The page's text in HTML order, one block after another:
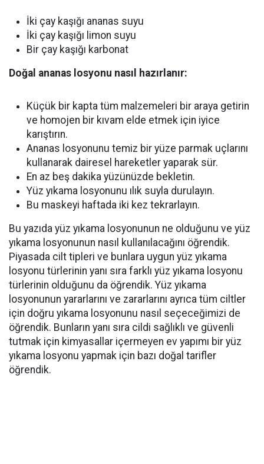
İki çay kaşığı ananas suyu
İki çay kaşığı limon suyu
Bir çay kaşığı karbonat
Doğal ananas losyonu nasıl hazırlanır:
Küçük bir kapta tüm malzemeleri bir araya getirin
ve homojen bir kıvam elde etmek için iyice
karıştırın.
Ananas losyonunu temiz bir yüze parmak uçlarını
kullanarak dairesel hareketler yaparak sür.
En az beş dakika yüzünüzde bekletin.
Yüz yıkama losyonunu ılık suyla durulayın.
Bu maskeyi haftada iki kez tekrarlayın.
Bu yazıda yüz yıkama losyonunun ne olduğunu ve yüz
yıkama losyonunun nasıl kullanılacağını öğrendik.
Piyasada cilt tipleri ve bunlara uygun yüz yıkama
losyonu türlerinin yanı sıra farklı yüz yıkama losyonu
türlerinin olduğunu da öğrendik. Yüz yıkama
losyonunun yararlarını ve zararlarını ayrıca tüm ciltler
için doğru yıkama losyonunu nasıl seçeceğimizi de
öğrendik. Bunların yanı sıra cildi sağlıklı ve güvenli
tutmak için kimyasallar içermeyen ev yapımı bir yüz
yıkama losyonu yapmak için bazı doğal tarifler
öğrendik.